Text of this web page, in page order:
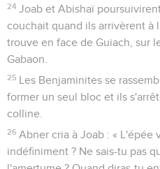
24 Joab et Abishaï
couchait quand ils arrivèrent à
trouve en face de Guiach, sur
Gabaon.
25
Les Benjaminites se
former un seul bloc et ils
colline.
26 Abner cria à Joab : « L'épée
indéfiniment ? Ne sais-tu pas